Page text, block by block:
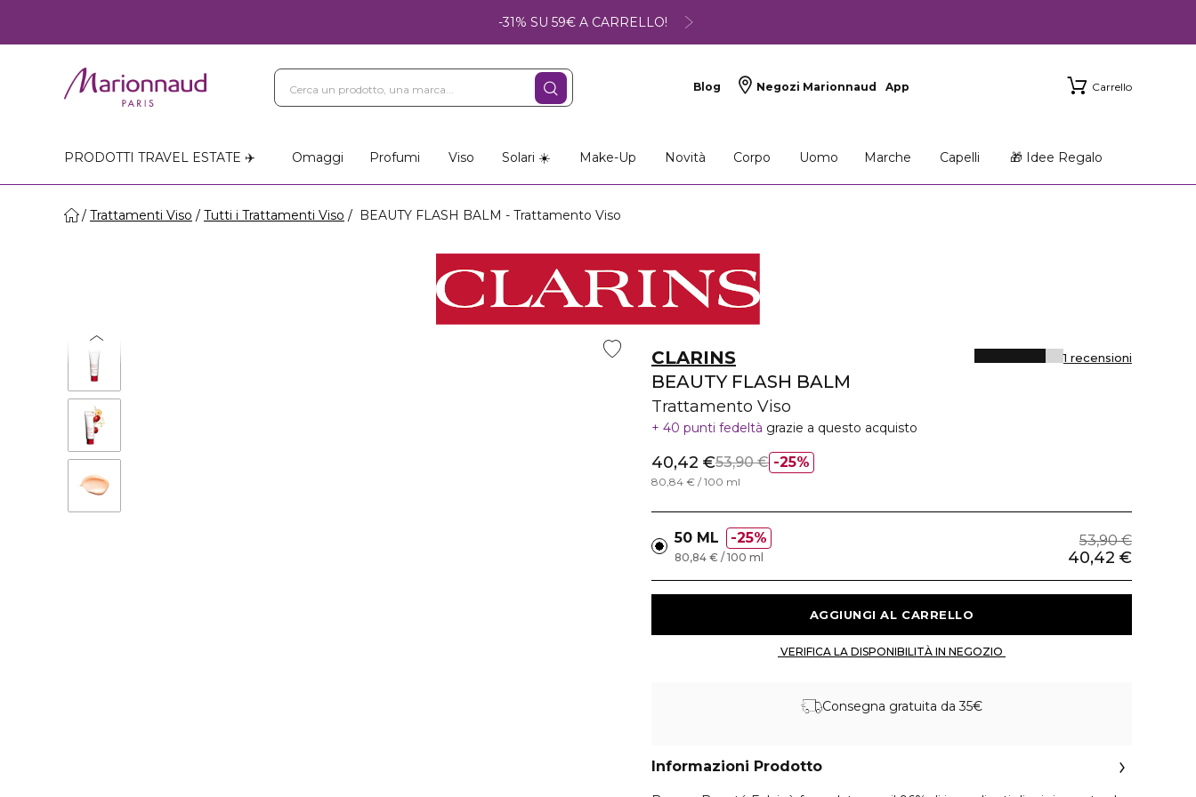
-31% SU 59€ A CARRELLO!
Blog Negozi Marionnaud App Carrello
PRODOTTI TRAVEL ESTATE ✈️ Omaggi Profumi Viso Solari ☀️ Make-Up Novità Corpo Uomo Marche Capelli 🎁 Idee Regalo
Trattamenti Viso Tutti i Trattamenti Viso BEAUTY FLASH BALM - Trattamento Viso
CLARINS
BEAUTY FLASH BALM
Trattamento Viso
1 recensioni
40 punti fedeltà grazie a questo acquisto
25%
40,42 €53,90 €
80,84 € / 100 ml
50 ML 25% 53,90 €
40,42 €
80,84 € / 100 ml
Consegna gratuita da 35€
Informazioni Prodotto